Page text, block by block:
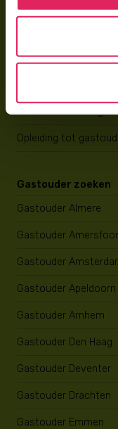
Trainingen &
Gastouder worden
Wat verdient een
Opleiding tot
Gastouder zoeken
Gastouder Almere
Gastouder
Gastouder
Gastouder Apeldoorn
Gastouder Arnhem
Gastouder Den Haag
Gastouder Deventer
Gastouder Drachten
Gastouder Emmen